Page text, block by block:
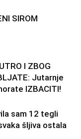
SIROM
I ZBOG
Jutarnje
IZBACITI!
sam 12 tegli
šljiva ostala